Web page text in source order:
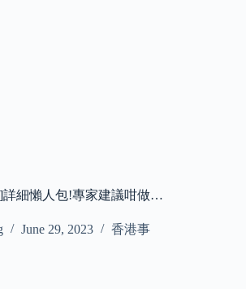
詳細懶人包!專家建議咁做…
June 29, 2023 香港事